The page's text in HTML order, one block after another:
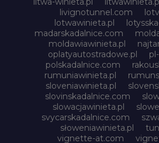
livignotunnel.com
lotwawinieta.pl
madarskadalnice.com
moldawiawinieta.pl
oplatyautostradowe.pl
polskadalnice.com
rumuniawinieta.pl
sloveniawinieta.pl
slovinskadalnice.com
slowacjawinieta.pl
svycarskadalnice.com
słoweniawinieta.pl
vignette-at.com